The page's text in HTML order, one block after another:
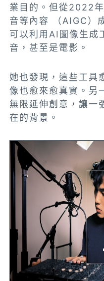
業目的。但從2022
音等內容 （AIGC）
可以利用AI圖像生成
音，甚至是電影。
她也發現，這些工具
像也愈來愈真實。另
無限延伸創意，讓一
在的背景。